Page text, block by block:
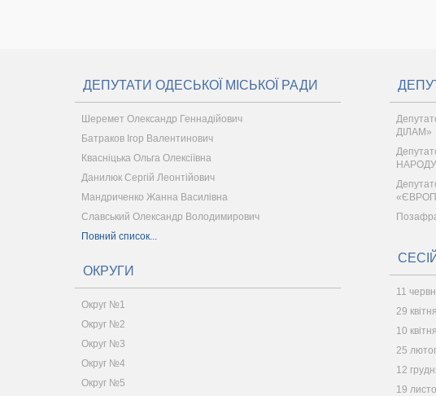
ДЕПУТАТИ ОДЕСЬКОЇ МІСЬКОЇ РАДИ
Шеремет Олександр Геннадійович
Батраков Ігор Валентинович
Квасніцька Ольга Олексіївна
Данилюк Сергій Леонтійович
Мандриченко Жанна Василівна
Славський Олександр Володимирович
Повний список...
ОКРУГИ
Округ №1
Округ №2
Округ №3
Округ №4
Округ №5
ДІЛАМ»
11
29
10
25
12
19